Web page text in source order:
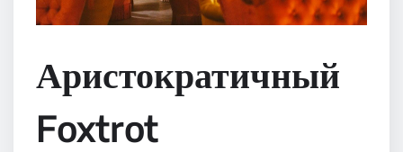
Аристократичный
Foxtrot